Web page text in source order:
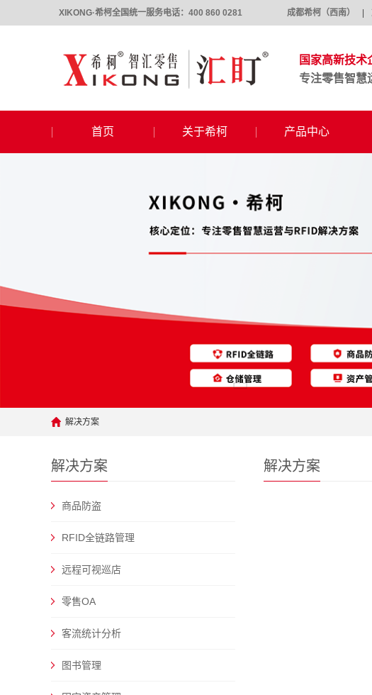
XIKONG·希柯全国统一服务电话：400 860 0281 成都希柯（西南）
国家高新技术
专注零售智慧
首页 关于希柯 产品中心
解决方案
解决方案
商品防盗
RFID全链路管理
远程可视巡店
零售OA
客流统计分析
图书管理
解决方案